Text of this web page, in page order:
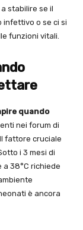
stabilire se il
infettivo o se ci si
funzioni vitali.
quando
nei forum di
fattore cruciale
i 3 mesi di
38°C richiede
è ancora